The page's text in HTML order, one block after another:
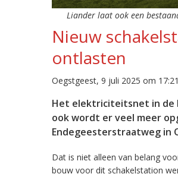
Liander laat ook een
Nieuw
ontlasten
Oegstgeest, 9 juli 2025 om
Het elektriciteitsnet in de
ook wordt er veel meer
Endegeesterstraatweg in
Dat is niet alleen van belang
bouw voor dit schakelstation